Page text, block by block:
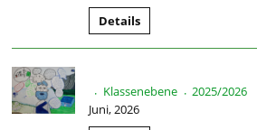
Details
· Klassenebene · 2025/2026
Juni, 2026